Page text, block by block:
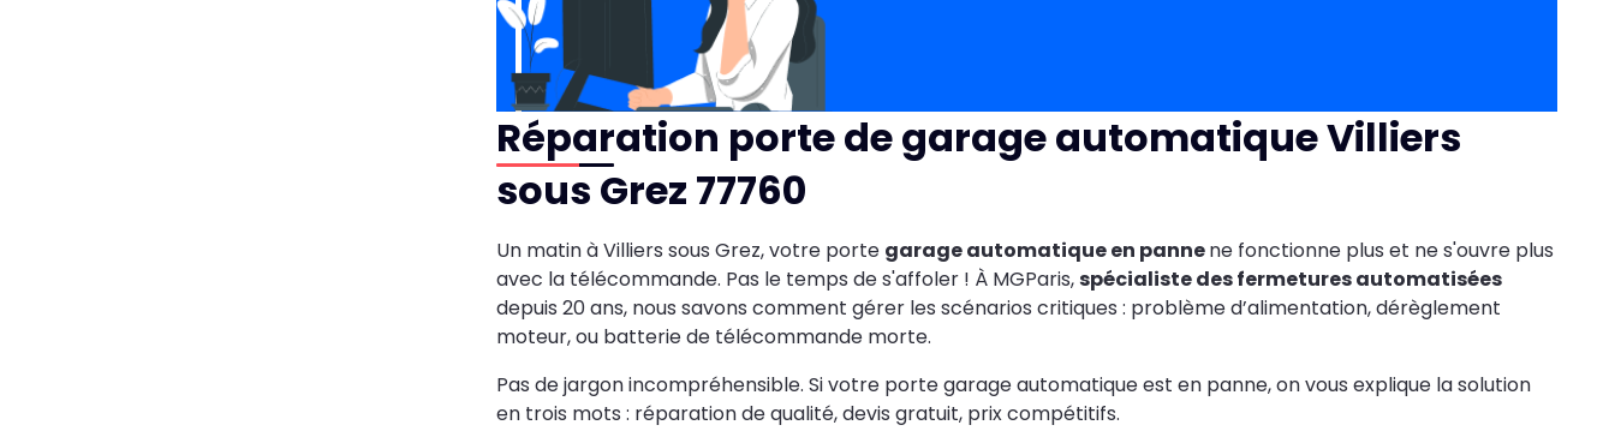
Réparation porte de garage automatique Villiers
sous Grez 77760
Un matin à Villiers sous Grez, votre porte garage automatique en pannene fonctionne plus et ne s'ouvre plus
avec la télécommande. Pas le temps de s'affoler ! À MGParis,spécialiste des fermetures automatisées
depuis 20 ans, nous savons comment gérer les scénarios critiques : problème d’alimentation, dérèglement
moteur, ou batterie de télécommande morte.
Pas de jargon incompréhensible. Si votre porte garage automatique est en panne, on vous explique la solution
en trois mots : réparation de qualité, devis gratuit, prix compétitifs.